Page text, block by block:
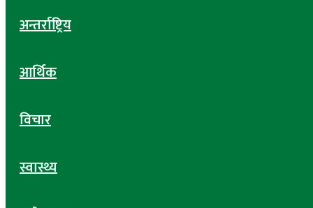
अन्तर्राष्ट्रिय
आर्थिक
विचार
स्वास्थ्य